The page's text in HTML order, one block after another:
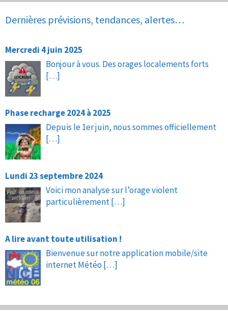
Dernières prévisions, tendances, alertes…
Mercredi 4 juin 2025
Bonjour à vous. Des orages localements forts
[…]
Phase recharge 2024 à 2025
Depuis le 1er juin, nous sommes officiellement
[…]
Lundi 23 septembre 2024
Voici mon analyse sur l’orage violent
particulièrement[…]
A lire avant toute utilisation !
Bienvenue sur notre application mobile/site
internet Météo […]